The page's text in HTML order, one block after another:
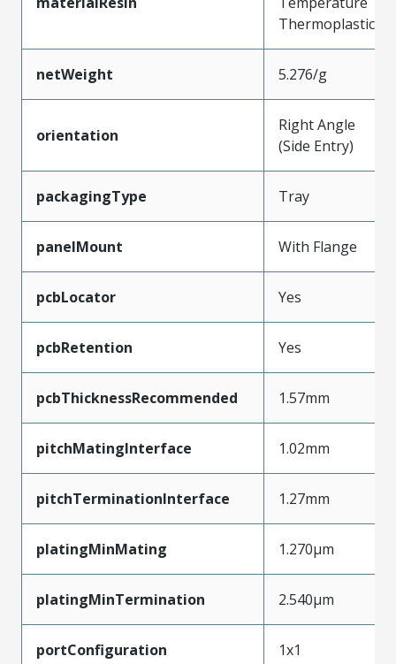
Thermoplastic
netWeight 5.276/g
orientation
Right Angle
(Side Entry)
packagingType Tray
panelMount With Flange
pcbLocator Yes
pcbRetention Yes
pcbThicknessRecommended 1.57mm
pitchMatingInterface 1.02mm
pitchTerminationInterface 1.27mm
platingMinMating 1.270µm
platingMinTermination 2.540µm
portConfiguration 1x1